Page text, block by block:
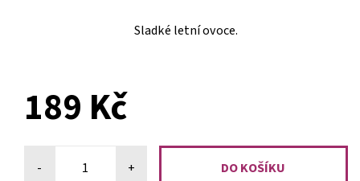
Sladké letní ovoce.
189 Kč
- +